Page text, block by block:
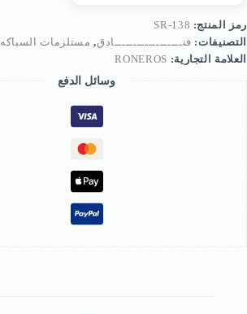
رمز المنتج: SR-138
التصنيفات: فنــــــــــــــــــادق, مستلزمات السباكه
العلامة التجارية: RONEROS
وسائل الدفع